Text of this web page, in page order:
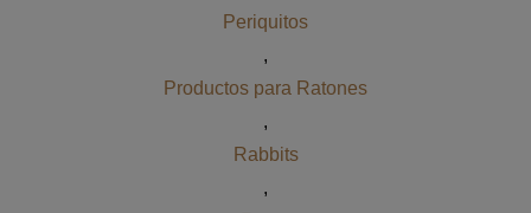
Periquitos
,
Productos para Ratones
,
Rabbits
,